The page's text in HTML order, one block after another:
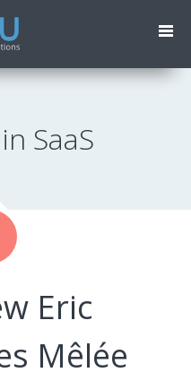
SaaS
Eric
Mêlée